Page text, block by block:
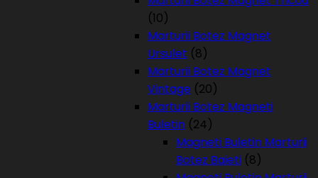
(10)
Marturii Botez Magnet
Ursulet (8)
Marturii Botez Magnet
Vintage (20)
Marturii Botez Magneti
Buletin (24)
Magneti Buletin Marturii
Botez Baieti (8)